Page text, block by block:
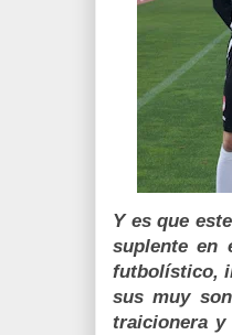
Y es que
suplente en
futbolístico,
sus muy
traicionera y